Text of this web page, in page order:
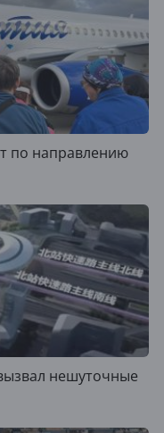
по направлению
нешуточные